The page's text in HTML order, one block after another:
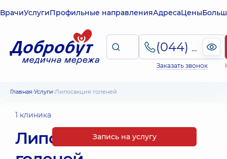
ВрачиУслугиПрофильные направленияАдресаЦены
(044) 495-2-888
Заказать звонок
Главная Услуги Липосакция голеней
1 клиника
ЛипосакцияЗапись на услугу